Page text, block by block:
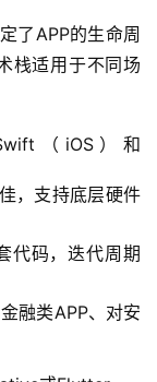
了APP的生命周
栈适用于不同场
（iOS）和
，支持底层硬件
代码，迭代周期
融类APP、对安